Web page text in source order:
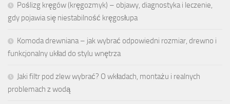
Poślizg kręgów (kręgozmyk) – objawy, diagnostyka i leczenie,
gdy pojawia się niestabilność kręgosłupa
Komoda drewniana – jak wybrać odpowiedni rozmiar, drewno i
funkcjonalny układ do stylu wnętrza
Jaki filtr pod zlew wybrać? O wkładach, montażu i realnych
problemach z wodą